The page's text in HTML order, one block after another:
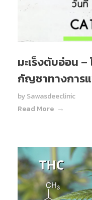
มะเร็งตับอ่อน
กัญชาทางการ
bySawasdeeclinic
Read More